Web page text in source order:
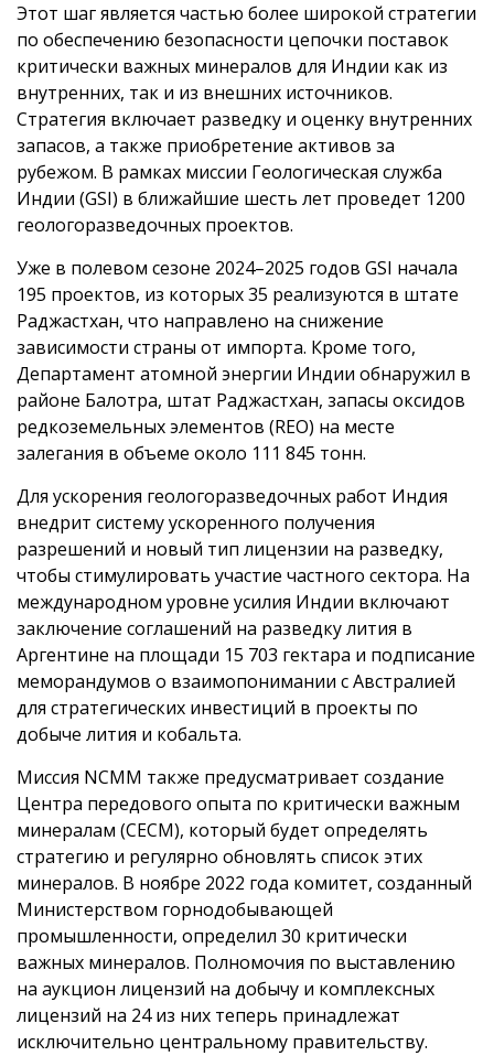
Этот шаг является частью более широкой стратегии
по обеспечению безопасности цепочки поставок
критически важных минералов для Индии как из
внутренних, так и из внешних источников.
Стратегия включает разведку и оценку внутренних
запасов, а также приобретение активов за
рубежом. В рамках миссии Геологическая служба
Индии (GSI) в ближайшие шесть лет проведет 1200
геологоразведочных проектов.
Уже в полевом сезоне 2024–2025 годов GSI начала
195 проектов, из которых 35 реализуются в штате
Раджастхан, что направлено на снижение
зависимости страны от импорта. Кроме того,
Департамент атомной энергии Индии обнаружил в
районе Балотра, штат Раджастхан, запасы оксидов
редкоземельных элементов (REO) на месте
залегания в объеме около 111 845 тонн.
Для ускорения геологоразведочных работ Индия
внедрит систему ускоренного получения
разрешений и новый тип лицензии на разведку,
чтобы стимулировать участие частного сектора. На
международном уровне усилия Индии включают
заключение соглашений на разведку лития в
Аргентине на площади 15 703 гектара и подписание
меморандумов о взаимопонимании с Австралией
для стратегических инвестиций в проекты по
добыче лития и кобальта.
Миссия NCMM также предусматривает создание
Центра передового опыта по критически важным
минералам (CECM), который будет определять
стратегию и регулярно обновлять список этих
минералов. В ноябре 2022 года комитет, созданный
Министерством горнодобывающей
промышленности, определил 30 критически
важных минералов. Полномочия по выставлению
на аукцион лицензий на добычу и комплексных
лицензий на 24 из них теперь принадлежат
исключительно центральному правительству.